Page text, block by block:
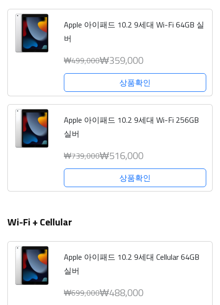
Apple 아이패드 10.2 9세대 Wi-Fi 64GB 실
버
₩499,000₩359,000
상품확인
Apple 아이패드 10.2 9세대 Wi-Fi 256GB
실버
₩739,000₩516,000
상품확인
Wi-Fi + Cellular
Apple 아이패드 10.2 9세대 Cellular 64GB
실버
₩699,000₩488,000